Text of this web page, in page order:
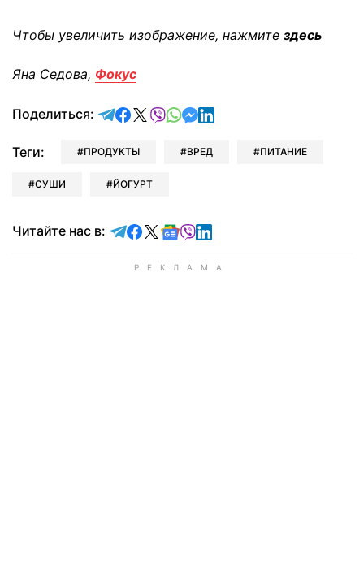
Чтобы увеличить изображение, нажмите здесь
Яна Седова, Фокус
Поделиться: отправить в Telegram
поделиться в Facebook
поделиться в X
отправить в Viber
отправить в Whatsapp
отправить в Messenger
отправить в LinkedIn
Теги: ПРОДУКТЫ ВРЕД ПИТАНИЕ
СУШИ ЙОГУРТ
Читайте нас в: Читайте в Telegram
Читайте в Facebook
Читайте в X
Читайте в Google news
Читайте в Viber
Читайте в LinkedIn